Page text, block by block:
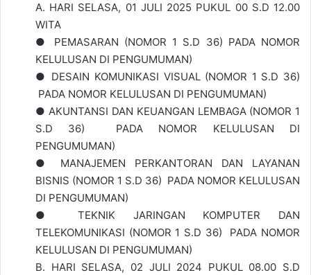
A. HARI SELASA, 01 JULI 2025 PUKUL 00 S.D 12.00
WITA
● PEMASARAN (NOMOR 1 S.D 36) PADA NOMOR
KELULUSAN DI PENGUMUMAN)
● DESAIN KOMUNIKASI VISUAL (NOMOR 1 S.D 36)
PADA NOMOR KELULUSAN DI PENGUMUMAN)
● AKUNTANSI DAN KEUANGAN LEMBAGA (NOMOR 1
S.D 36) PADA NOMOR KELULUSAN DI
PENGUMUMAN)
● MANAJEMEN PERKANTORAN DAN LAYANAN
BISNIS (NOMOR 1 S.D 36) PADA NOMOR KELULUSAN
DI PENGUMUMAN)
● TEKNIK JARINGAN KOMPUTER DAN
TELEKOMUNIKASI (NOMOR 1 S.D 36) PADA NOMOR
KELULUSAN DI PENGUMUMAN)
B. HARI SELASA, 02 JULI 2024 PUKUL 08.00 S.D